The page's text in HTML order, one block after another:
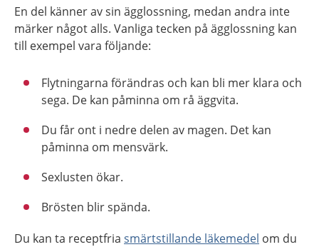
En del känner av sin ägglossning, medan andra inte
märker något alls. Vanliga tecken på ägglossning kan
till exempel vara följande:
Flytningarna förändras och kan bli mer klara och
sega. De kan påminna om rå äggvita.
Du får ont i nedre delen av magen. Det kan
påminna om mensvärk.
Sexlusten ökar.
Brösten blir spända.
Du kan ta receptfria smärtstillande läkemedel om du